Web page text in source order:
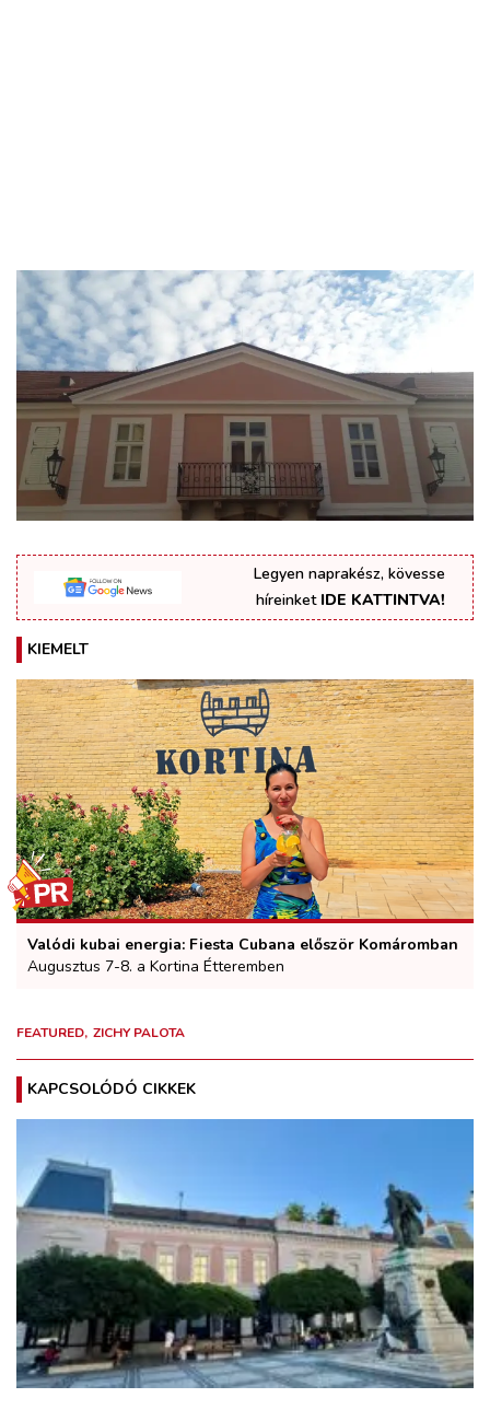
Legyen naprakész, kövesse
híreinket IDE KATTINTVA!
KIEMELT
Valódi kubai energia: Fiesta Cubana először Komáromban
Augusztus 7-8. a Kortina Étteremben
FEATURED ZICHY PALOTA
KAPCSOLÓDÓ CIKKEK